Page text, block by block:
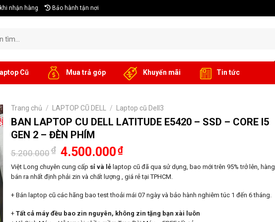
nhận hàng Bảo hành tận nơi
Cũ Mua trả góp Khuyến mãi Tin tức
Trang chủ / LAPTOP CŨ DELL / Laptop cũ Dell3
BAN LAPTOP CU DELL LATITUDE E5420 – SSD – CORE I5
GEN 2 – ĐÈN PHÍM
5.200.000₫ Giá
gốc
là:
5.200.000₫.
4.500.000₫Giá
hiện
tại
là:
4.500.000₫.
Việt Long chuyên cung cấp sỉ và lẻlaptop cũ đã qua sử dụng, bao mới trên 95% trở lên, hàng
bán ra nhất định phải zin và chất lượng , giá rẻ tại TPHCM.
+ Bán laptop cũ các hãng bao test thoải mái 07 ngày và bảo hành nghiêm túc 1 đến 6 tháng.
+ Tất cả máy đều bao zin nguyên, không zin tặng bạn xài luôn